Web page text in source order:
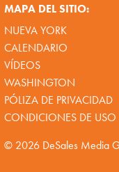
MAPA DEL SITIO:
NUEVA YORK
CALENDARIO
VÍDEOS
WASHINGTON
PÓLIZA DE PRIVACIDAD
CONDICIONES DE USO
© 2026 DeSales Media